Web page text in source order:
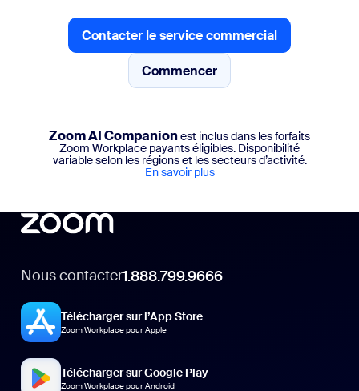
Contacter le service commercial
Contacter le service commercial
Commencer
Commencer
Zoom AI Companionest inclus dans les forfaits
Zoom Workplace payants éligibles. Disponibilité
variable selon les régions et les secteurs d’activité.
En savoir plus
Nous contacter1.888.799.9666
Télécharger sur l’App Store
Zoom Workplace pour Apple
Télécharger sur Google Play
Zoom Workplace pour Android